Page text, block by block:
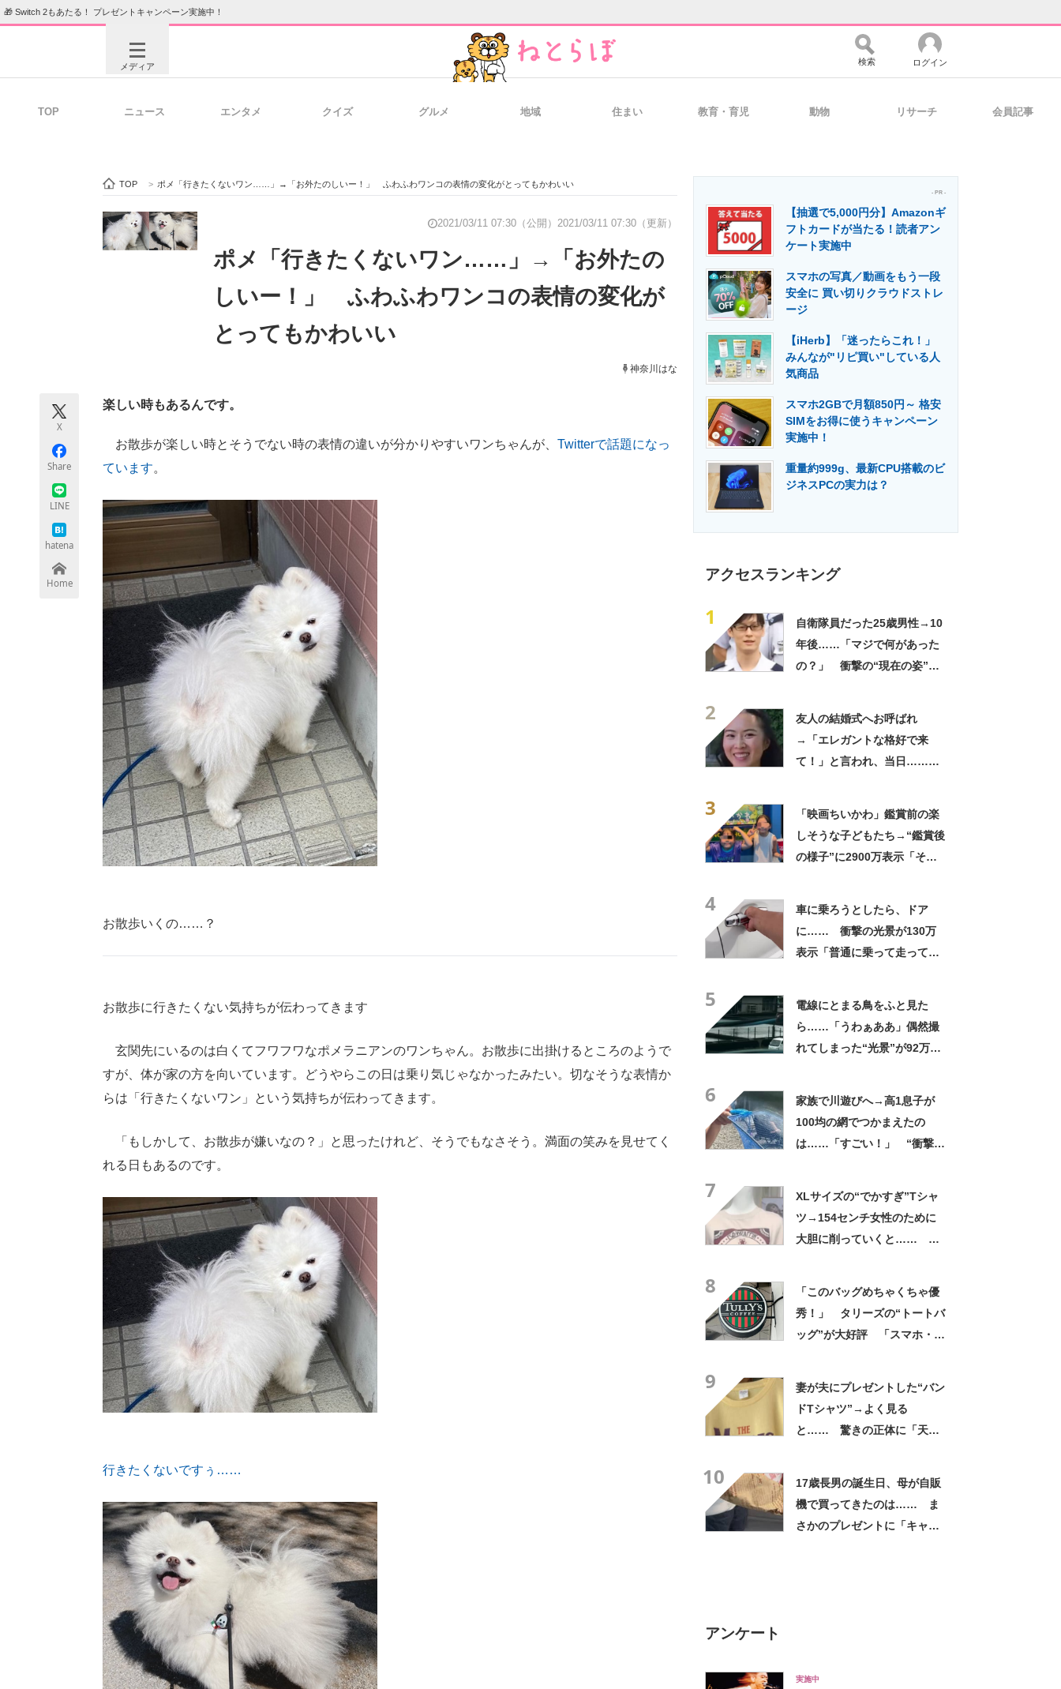
🎁 Switch 2もあたる！ プレゼントキャンペーン実施中！
メディア
ビジネスと働き方のヒント 経営リーダーのコミュニティ マーケ×ITの今がよく分かる
ITエンジニア向け専門サイト 企業向けIT製品の総合サイト IT製品の技術・比較・事例 製造業のIT導入・活用を支援
エネルギーの専門メディア 建設×テクノロジーの最前線
ちょっと気になるネットの話題
検索 ログイン
TOP ニュース エンタメ クイズ グルメ 地域 住まい 教育・育児 動物 リサーチ 会員記事
TOP > ポメ「行きたくないワン……」→「お外たのしいー！」 ふわふわワンコの表情の変化がとってもかわいい
2021/03/11 07:30（公開） 2021/03/11 07:30（更新）
ポメ「行きたくないワン……」→「お外たの
しいー！」 ふわふわワンコの表情の変化が
とってもかわいい
神奈川はな
X
Share
LINE
hatena
Home
楽しい時もあるんです。
お散歩が楽しい時とそうでない時の表情の違いが分かりやすいワンちゃんが、 Twitterで話題になっ
ています。
お散歩いくの……？
お散歩に行きたくない気持ちが伝わってきます
玄関先にいるのは白くてフワフワなポメラニアンのワンちゃん。お散歩に出掛けるところのようで
すが、体が家の方を向いています。どうやらこの日は乗り気じゃなかったみたい。切なそうな表情か
らは「行きたくないワン」という気持ちが伝わってきます。
「もしかして、お散歩が嫌いなの？」と思ったけれど、そうでもなさそう。満面の笑みを見せてく
れる日もあるのです。
行きたくないですぅ……
- PR -
【抽選で5,000円分】Amazonギ
フトカードが当たる！読者アン
ケート実施中
スマホの写真／動画をもう一段
安全に 買い切りクラウドストレ
ージ
【iHerb】「迷ったらこれ！」
みんなが"リピ買い"している人
気商品
スマホ2GBで月額850円～ 格安
SIMをお得に使うキャンペーン
実施中！
重量約999g、最新CPU搭載のビ
ジネスPCの実力は？
アクセスランキング
1
自衛隊員だった25歳男性→10
年後……「マジで何があった
の？」 衝撃の“現在の姿”が
2
友人の結婚式へお呼ばれ
→「エレガントな格好で来
て！」と言われ、当日……ま
3
「映画ちいかわ」鑑賞前の楽
しそうな子どもたち→“鑑賞後
の様子”に2900万表示「そう
4
車に乗ろうとしたら、ドア
に…… 衝撃の光景が130万
表示「普通に乗って走ってた
5
電線にとまる鳥をふと見た
ら……「うわぁああ」偶然撮
れてしまった“光景”が92万再
6
家族で川遊びへ→高1息子が
100均の網でつかまえたの
は……「すごい！」 “衝撃の
7
XLサイズの“でかすぎ”Tシャ
ツ→154センチ女性のために
大胆に削っていくと……
8
「このバッグめちゃくちゃ優
秀！」 タリーズの“トートバ
ッグ”が大好評 「スマホ・財
9
妻が夫にプレゼントした“バン
ドTシャツ”→よく見る
と…… 驚きの正体に「天
10
17歳長男の誕生日、母が自販
機で買ってきたのは…… ま
さかのプレゼントに「キャー
アンケート
実施中